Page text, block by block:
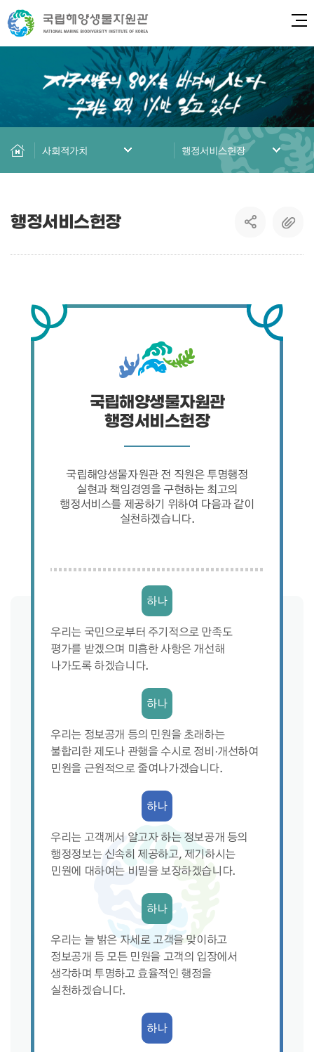
행정서비스헌장
사회적가치 행정서비스헌장
국립해양생물자원관
행정서비스헌장
국립해양생물자원관 전 직원은 투명행정
실현과 책임경영을 구현하는 최고의
행정서비스를 제공하기 위하여 다음과 같이
실천하겠습니다.
하나
우리는 국민으로부터 주기적으로 만족도
평가를 받겠으며 미흡한 사항은 개선해
나가도록 하겠습니다.
하나
우리는 정보공개 등의 민원을 초래하는
불합리한 제도나 관행을 수시로 정비·개선하여
민원을 근원적으로 줄여나가겠습니다.
하나
우리는 고객께서 알고자 하는 정보공개 등의
행정정보는 신속히 제공하고, 제기하시는
민원에 대하여는 비밀을 보장하겠습니다.
하나
우리는 늘 밝은 자세로 고객을 맞이하고
정보공개 등 모든 민원을 고객의 입장에서
생각하며 투명하고 효율적인 행정을
실천하겠습니다.
하나